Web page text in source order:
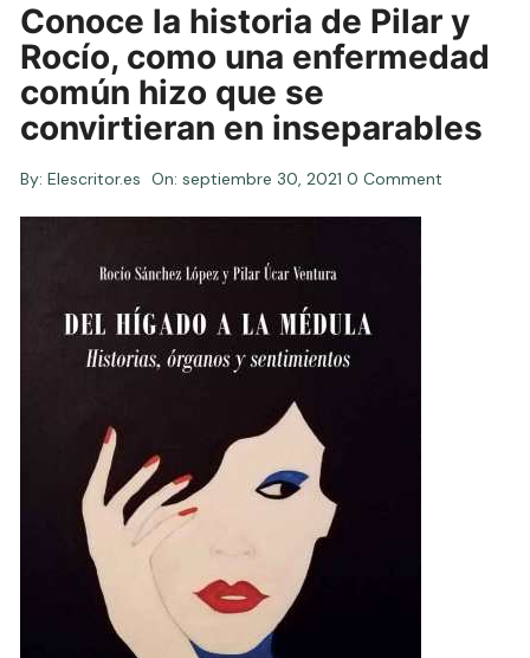
Conoce la historia de Pilar y
Rocío, como una enfermedad
común hizo que se
convirtieran en inseparables
By: Elescritor.es On:septiembre 30, 2021 0 Comment